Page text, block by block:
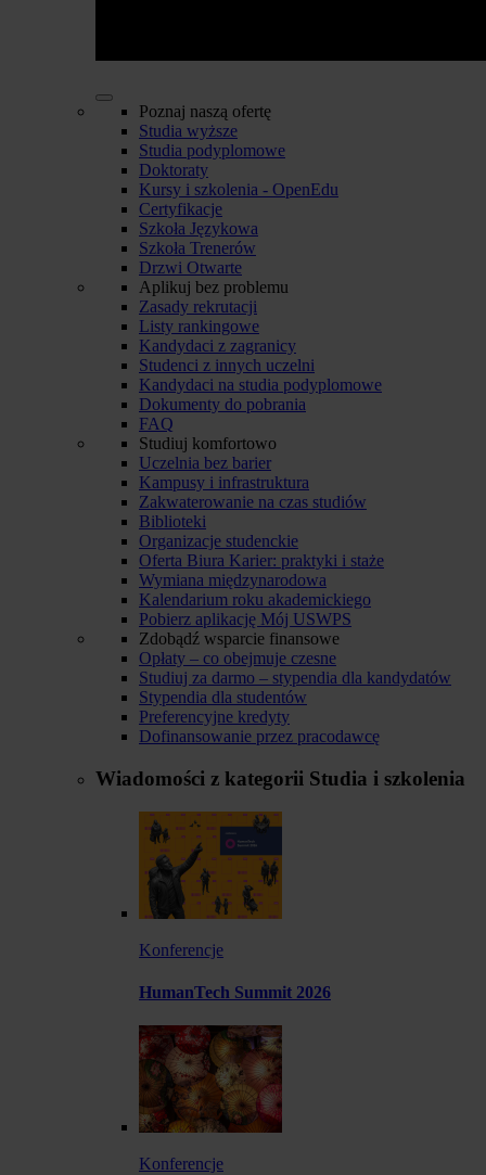
Poznaj naszą ofertę
Studia wyższe
Studia podyplomowe
Doktoraty
Kursy i szkolenia - OpenEdu
Certyfikacje
Szkoła Językowa
Szkoła Trenerów
Drzwi Otwarte
Aplikuj bez problemu
Zasady rekrutacji
Listy rankingowe
Kandydaci z zagranicy
Studenci z innych uczelni
Kandydaci na studia podyplomowe
Dokumenty do pobrania
FAQ
Studiuj komfortowo
Uczelnia bez barier
Kampusy i infrastruktura
Zakwaterowanie na czas studiów
Biblioteki
Organizacje studenckie
Oferta Biura Karier: praktyki i staże
Wymiana międzynarodowa
Kalendarium roku akademickiego
Pobierz aplikację Mój USWPS
Zdobądź wsparcie finansowe
Opłaty – co obejmuje czesne
Studiuj za darmo – stypendia dla kandydatów
Stypendia dla studentów
Preferencyjne kredyty
Dofinansowanie przez pracodawcę
Wiadomości z kategorii Studia i szkolenia
Konferencje
HumanTech Summit 2026
Konferencje